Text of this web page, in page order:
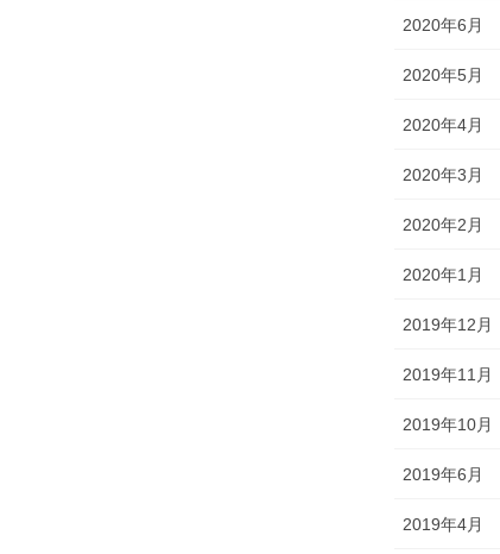
2020年6月
2020年5月
2020年4月
2020年3月
2020年2月
2020年1月
2019年12月
2019年11月
2019年10月
2019年6月
2019年4月